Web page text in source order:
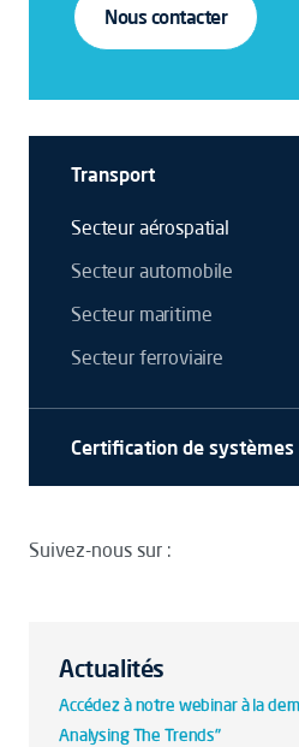
Nous contacter
Transport
Secteur aérospatial
Secteur automobile
Secteur maritime
Secteur ferroviaire
Certification de systèmes
Suivez-nous sur :
Actualités
Accédez à notre webinar à la
Analysing The Trends"